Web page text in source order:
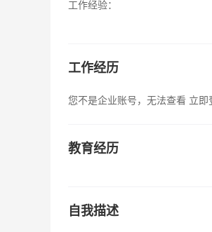
工作经验：
工作经历
您不是企业账号，无法查看 立即
教育经历
自我描述